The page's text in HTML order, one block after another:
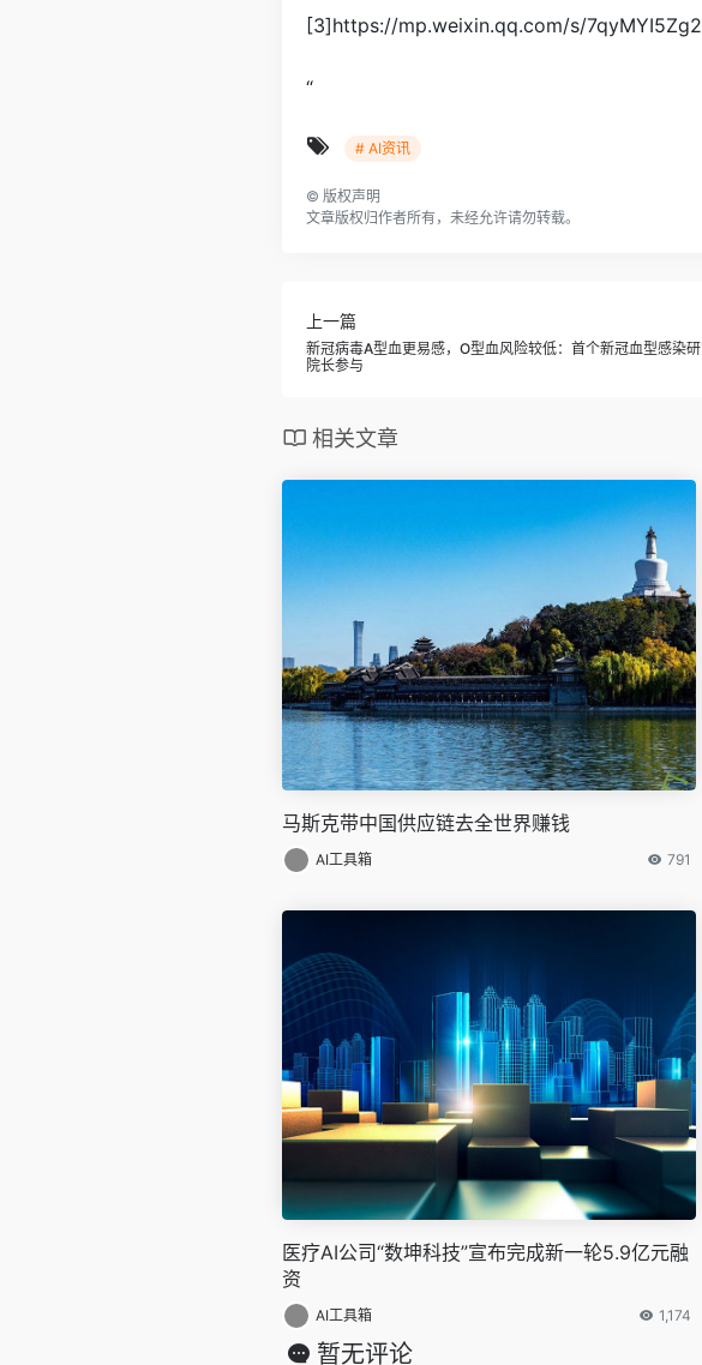
[3]https://mp.weixin.qq.com/s/
“
# AI资讯
© 版权声明
文章版权归作者所有，未经允许请勿转载。
上一篇
新冠病毒A型血更易感，O型血风险较低：首个新冠血型感染
院长参与
相关文章
马斯克带中国供应链去全世界赚钱
AI工具箱 791
医疗AI公司“数坤科技”宣布完成新一轮5.9亿元融
资
AI工具箱 1,174
暂无评论